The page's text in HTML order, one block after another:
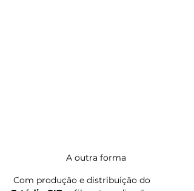
A outra forma
Com produção e distribuição do